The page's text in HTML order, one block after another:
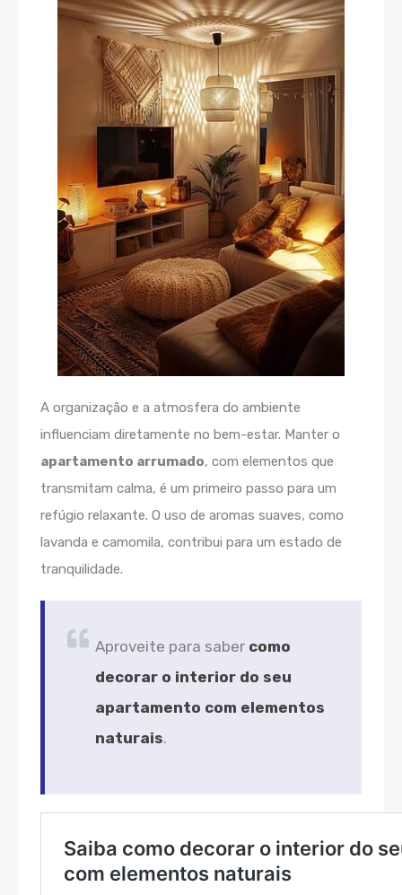
A organização e a atmosfera do ambiente
influenciam diretamente no bem-estar. Manter o
apartamento arrumado, com elementos que
transmitam calma, é um primeiro passo para um
refúgio relaxante. O uso de aromas suaves, como
lavanda e camomila, contribui para um estado de
tranquilidade.
Aproveite para saber como
decorar o interior do seu
apartamento com elementos
naturais.